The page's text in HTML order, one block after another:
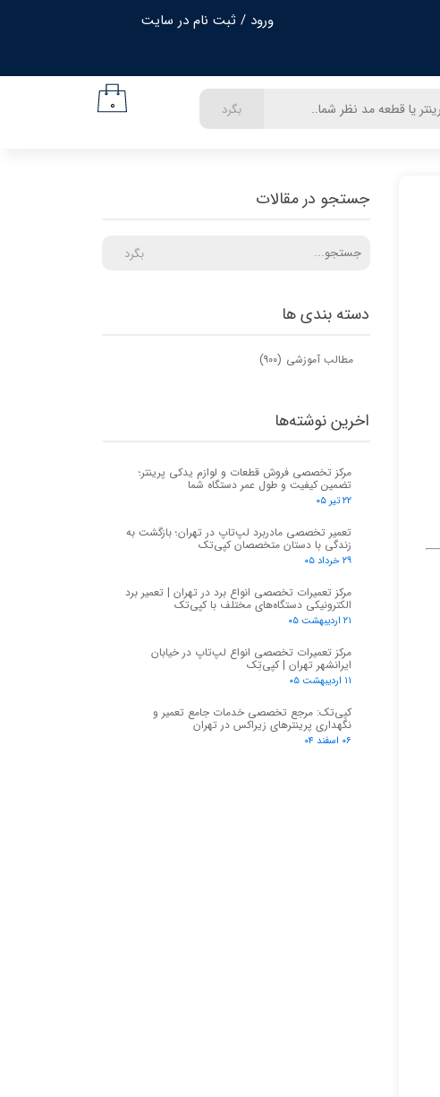
ورود / ثبت نام در سایت
تغییر گذر واژه
۰ بگرد
دسته بندی ها
مطالب آموزشی (۹۰۰)
جستجو در مقالات
بگرد
اخرین نوشته‌ها
مرکز تخصصی فروش قطعات و لوازم یدکی پرینتر؛
تضمین کیفیت و طول عمر دستگاه شما
۲۲ تیر ۰۵
تعمیر تخصصی مادربرد لپ‌تاپ در تهران؛ بازگشت به
زندگی با دستان متخصصان کپی‌تک
۲۹ خرداد ۰۵
مرکز تعمیرات تخصصی انواع برد در تهران | تعمیر برد
الکترونیکی دستگاه‌های مختلف با کپی‌تک
۲۱ اردیبهشت ۰۵
مرکز تعمیرات تخصصی انواع لپ‌تاپ در خیابان
ایرانشهر تهران | کپی‌تِک
۱۱ اردیبهشت ۰۵
کپی‌تک: مرجع تخصصی خدمات جامع تعمیر و
نگهداری پرینترهای زیراکس در تهران
۰۶ اسفند ۰۴